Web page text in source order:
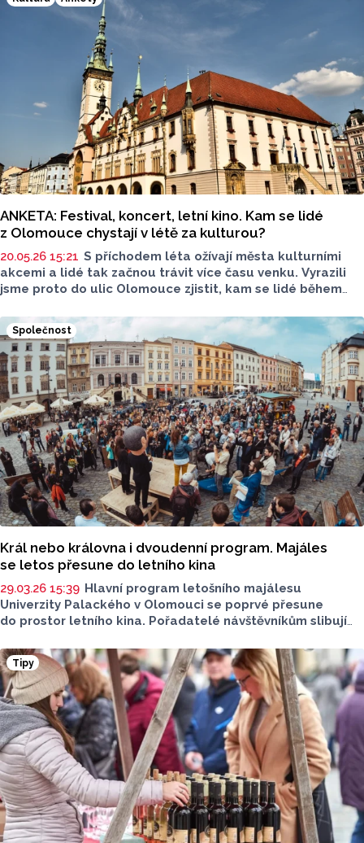
ANKETA: Festival, koncert, letní kino. Kam se lidé
z Olomouce chystají v létě za kulturou?
20.05.26 15:21 S příchodem léta ožívají města kulturními
akcemi a lidé tak začnou trávit více času venku. Vyrazili
jsme proto do ulic Olomouce zjistit, kam se lidé během
Společnost
Král nebo královna i dvoudenní program. Majáles
se letos přesune do letního kina
29.03.26 15:39 Hlavní program letošního majálesu
Univerzity Palackého v Olomouci se poprvé přesune
do prostor letního kina. Pořadatelé návštěvníkům slibují
scénách, divadelním představením, workshopy
i prezentaci více než 70 studentských a neziskových
organizací.
Tipy